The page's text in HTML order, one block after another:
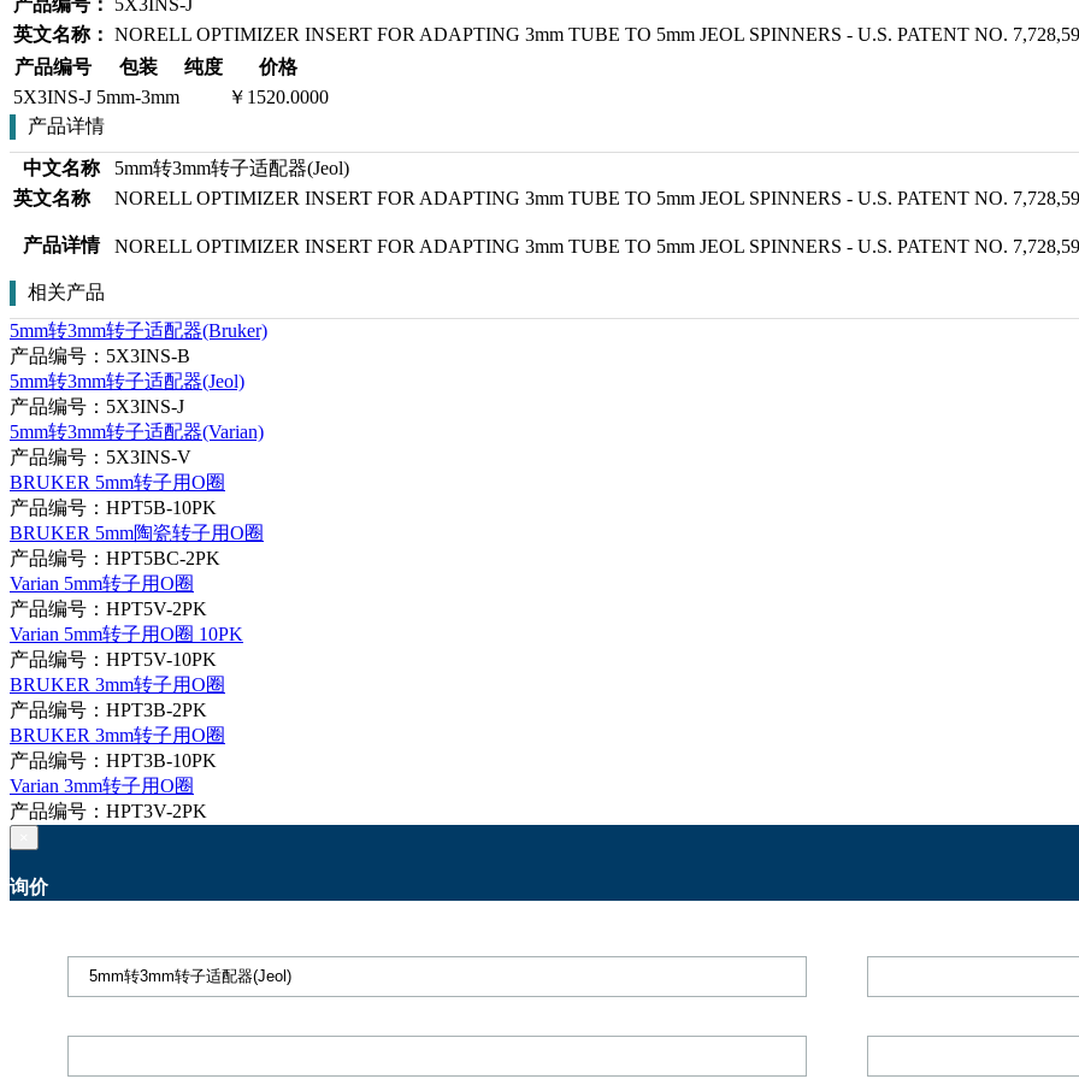
产品编号：
5X3INS-J
英文名称： NORELL OPTIMIZER INSERT FOR ADAPTING 3mm TUBE TO 5mm JEOL SPINNERS - U.S. PATENT NO.
产品编号
包装 纯度
价格
5X3INS-J 5mm-3mm
￥1520.0000
产品详情
中文名称
5mm转3mm转子适配器(Jeol)
英文名称
NORELL OPTIMIZER INSERT FOR ADAPTING 3mm TUBE TO 5mm JEOL SPINNERS - U.S. PATENT NO.
产品详情 NORELL OPTIMIZER INSERT FOR ADAPTING 3mm TUBE TO 5mm JEOL SPINNERS - U.S. PATENT NO.
相关产品
5mm转3mm转子适配器(Bruker)
产品编号：5X3INS-B
5mm转3mm转子适配器(Jeol)
产品编号：5X3INS-J
5mm转3mm转子适配器(Varian)
产品编号：5X3INS-V
BRUKER 5mm转子用O圈
产品编号：HPT5B-10PK
BRUKER 5mm陶瓷转子用O圈
产品编号：HPT5BC-2PK
Varian 5mm转子用O圈
产品编号：HPT5V-2PK
Varian 5mm转子用O圈 10PK
产品编号：HPT5V-10PK
BRUKER 3mm转子用O圈
产品编号：HPT3B-2PK
BRUKER 3mm转子用O圈
产品编号：HPT3B-10PK
Varian 3mm转子用O圈
产品编号：HPT3V-2PK
询价